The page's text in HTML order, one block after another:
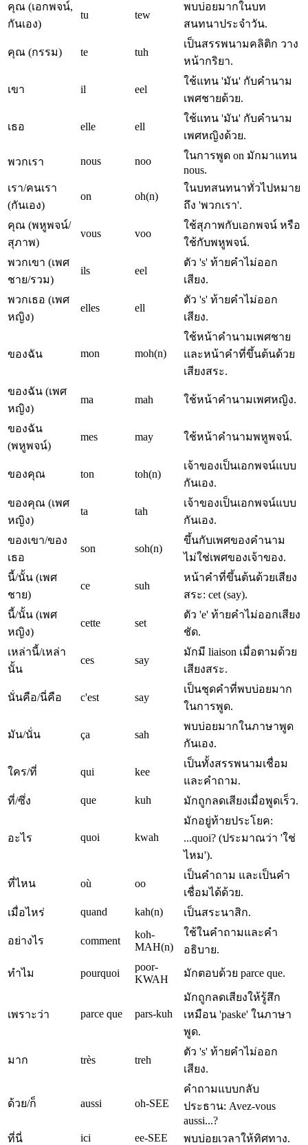
คุณ (เอกพจน์,
กันเอง)
tu tew
พบบ่อยมากในบท
สนทนาประจำวัน.
คุณ (กรรม) te tuh
เป็นสรรพนามคลิติก วาง
หน้ากริยา.
เขา il eel
ใช้แทน 'มัน' กับคำนาม
เพศชายด้วย.
เธอ elle ell
ใช้แทน 'มัน' กับคำนาม
เพศหญิงด้วย.
พวกเรา nous noo
ในการพูด on มักมาแทน
nous.
เรา/คนเรา
(กันเอง)
on oh(n)
ในบทสนทนาทั่วไปหมาย
ถึง 'พวกเรา'.
คุณ (พหูพจน์/
สุภาพ)
vous voo
ใช้สุภาพกับเอกพจน์ หรือ
ใช้กับพหูพจน์.
พวกเขา (เพศ
ชาย/รวม)
ils eel
ตัว 's' ท้ายคำไม่ออก
เสียง.
พวกเธอ (เพศ
หญิง)
elles ell
ตัว 's' ท้ายคำไม่ออก
เสียง.
ของฉัน mon moh(n)
ใช้หน้าคำนามเพศชาย
และหน้าคำที่ขึ้นต้นด้วย
เสียงสระ.
ของฉัน (เพศ
หญิง)
ma mah ใช้หน้าคำนามเพศหญิง.
ของฉัน
(พหูพจน์)
mes may ใช้หน้าคำนามพหูพจน์.
ของคุณ ton toh(n)
เจ้าของเป็นเอกพจน์แบบ
กันเอง.
ของคุณ (เพศ
หญิง)
ta tah
เจ้าของเป็นเอกพจน์แบบ
กันเอง.
ของเขา/ของ
เธอ
son soh(n)
ขึ้นกับเพศของคำนาม
ไม่ใช่เพศของเจ้าของ.
นี้/นั้น (เพศ
ชาย)
ce suh
หน้าคำที่ขึ้นต้นด้วยเสียง
สระ: cet (say).
นี้/นั้น (เพศ
หญิง)
cette set
ตัว 'e' ท้ายคำไม่ออกเสียง
ชัด.
เหล่านี้/เหล่า
นั้น
ces say
มักมี liaison เมื่อตามด้วย
เสียงสระ.
นั่นคือ/นี่คือ c'est say
เป็นชุดคำที่พบบ่อยมาก
ในการพูด.
มัน/นั่น ça sah
พบบ่อยมากในภาษาพูด
กันเอง.
ใคร/ที่ qui kee
เป็นทั้งสรรพนามเชื่อม
และคำถาม.
ที่/ซึ่ง
que kuh มักถูกลดเสียงเมื่อพูดเร็ว.
อะไร quoi kwah
มักอยู่ท้ายประโยค:
...quoi? (ประมาณว่า 'ใช่
ไหม').
ที่ไหน où oo
เป็นคำถาม และเป็นคำ
เชื่อมได้ด้วย.
เมื่อไหร่
quand kah(n) เป็นสระนาสิก.
อย่างไร comment
koh-
MAH(n)
ใช้ในคำถามและคำ
อธิบาย.
ทำไม
pourquoi
poor-
KWAH
มักตอบด้วย parce que.
เพราะว่า parce que pars-kuh
มักถูกลดเสียงให้รู้สึก
เหมือน 'paske' ในภาษา
พูด.
มาก très treh
ตัว 's' ท้ายคำไม่ออก
เสียง.
ด้วย/ก็ aussi oh-SEE
คำถามแบบกลับ
ประธาน: Avez-vous
aussi...?
ที่นี่
ici ee-SEE พบบ่อยเวลาให้ทิศทาง.